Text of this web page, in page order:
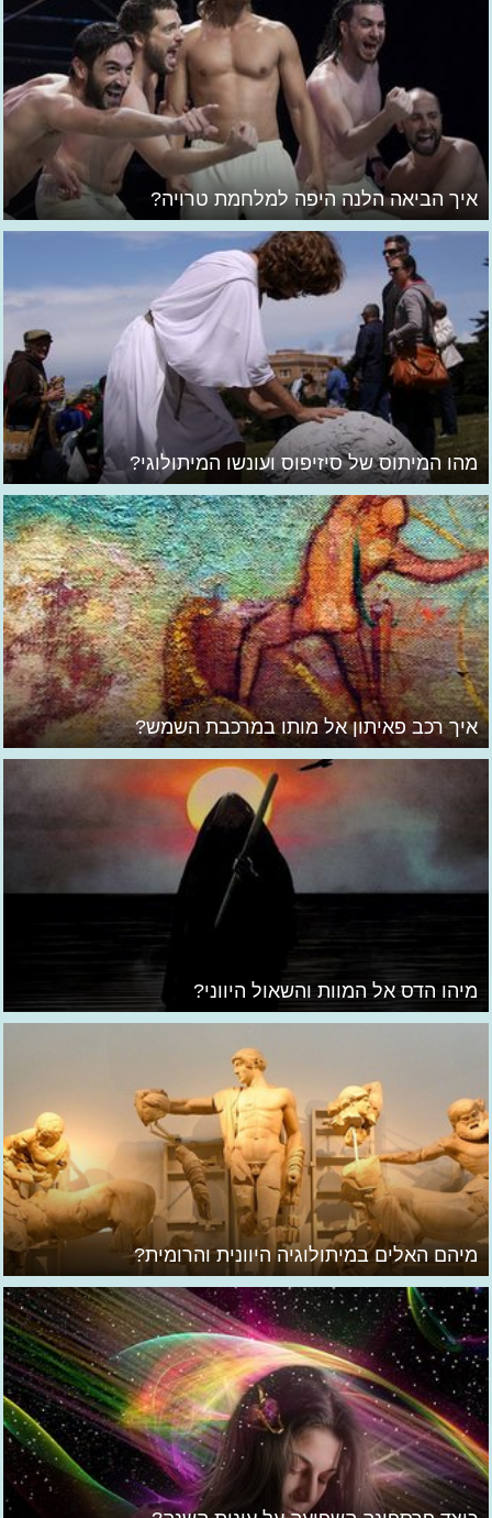
איך הביאה הלנה היפה למלחמת טרויה?
מהו המיתוס של סיזיפוס ועונשו המיתולוגי?
איך רכב פאיתון אל מותו במרכבת השמש?
מיהו הדס אל המוות והשאול היווני?
מיהם האלים במיתולוגיה היוונית והרומית?